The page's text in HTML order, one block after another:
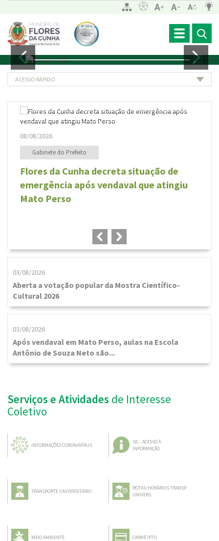
Toggle
navigation
ACESSO RÁPIDO
08/08/2026
Gabinete do Prefeito
Flores da Cunha decreta situação de
emergência após vendaval que atingiu
Mato Perso
03/08/2026
Aberta a votação popular da Mostra Científico-
Cultural 2026
03/08/2026
Após vendaval em Mato Perso, aulas na Escola
Antônio de Souza Neto são...
Serviços e Atividades de Interesse
Coletivo
INFORMAÇÕES CORONAVÍRUS
SIC - ACESSO À
INFORMAÇÃO
TRANSPORTE UNIVERSITÁRIO
ROTAS/HORÁRIOS TRANSP.
UNIVERS.
MEIO AMBIENTE CARNÊ IPTU